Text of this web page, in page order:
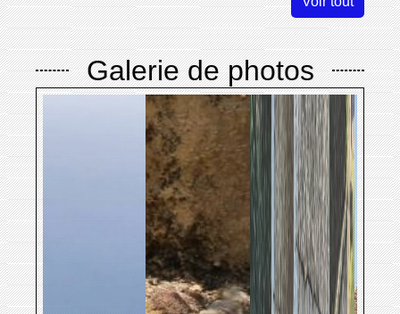
Galerie de photos